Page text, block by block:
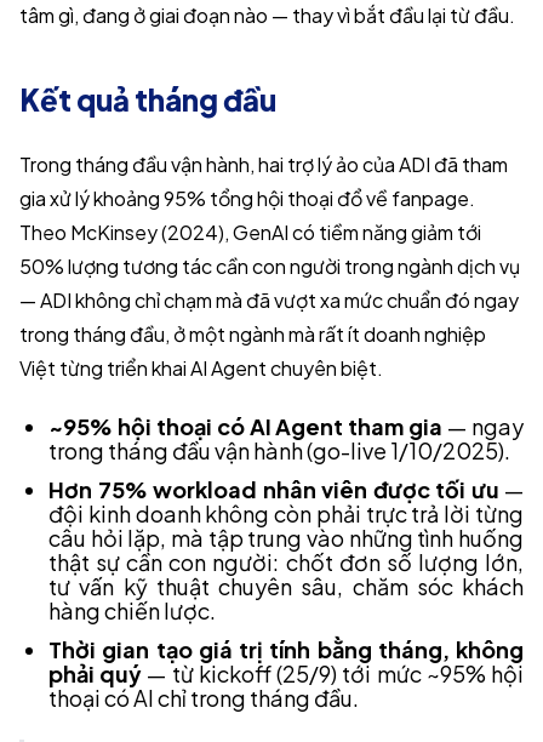
tâm gì, đang ở giai đoạn nào — thay vì bắt đầu lại từ đầu.
Kết quả tháng đầu
Trong tháng đầu vận hành, hai trợ lý ảo của ADI đã tham
gia xử lý khoảng 95% tổng hội thoại đổ về fanpage.
Theo McKinsey (2024), GenAI có tiềm năng giảm tới
50% lượng tương tác cần con người trong ngành dịch vụ
— ADI không chỉ chạm mà đã vượt xa mức chuẩn đó ngay
trong tháng đầu, ở một ngành mà rất ít doanh nghiệp
Việt từng triển khai AI Agent chuyên biệt.
~95% hội thoại có AI Agent tham gia — ngay
trong tháng đầu vận hành (go-live 1/10/2025).
Hơn 75% workload nhân viên được tối ưu —
đội kinh doanh không còn phải trực trả lời từng
câu hỏi lặp, mà tập trung vào những tình huống
thật sự cần con người: chốt đơn số lượng lớn,
tư vấn kỹ thuật chuyên sâu, chăm sóc khách
hàng chiến lược.
Thời gian tạo giá trị tính bằng tháng, không
phải quý — từ kickoff (25/9) tới mức ~95% hội
thoại có AI chỉ trong tháng đầu.